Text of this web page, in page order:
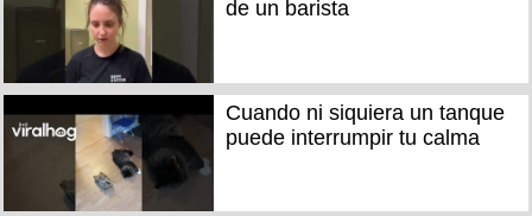
de un barista
Cuando ni siquiera un tanque
puede interrumpir tu calma